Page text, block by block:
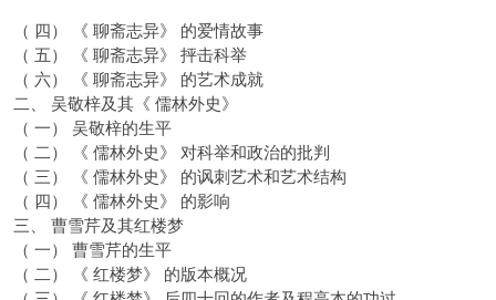
（ 四） 《 聊斋志异》 的爱情故事
（ 五） 《 聊斋志异》 抨击科举
（ 六） 《 聊斋志异》 的艺术成就
二、 吴敬梓及其《 儒林外史》
（ 一） 吴敬梓的生平
（ 二） 《 儒林外史》 对科举和政治的批判
（ 三） 《 儒林外史》 的讽刺艺术和艺术结构
（ 四） 《 儒林外史》 的影响
三、 曹雪芹及其红楼梦
（ 一） 曹雪芹的生平
（ 二） 《 红楼梦》 的版本概况